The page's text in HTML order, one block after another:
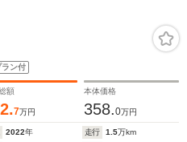
ラン付
額
7万円
本体価格
358.0万円
2022年 走行 1.5万km